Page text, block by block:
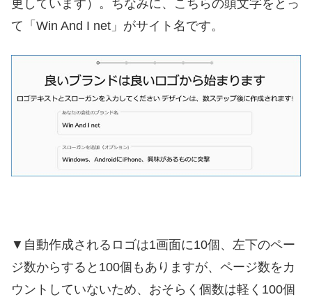
更しています）。ちなみに、こちらの頭文字をとっ
て「Win And I net」がサイト名です。
▼自動作成されるロゴは1画面に10個、左下のペー
ジ数からすると100個もありますが、ページ数をカ
ウントしていないため、おそらく個数は軽く100個